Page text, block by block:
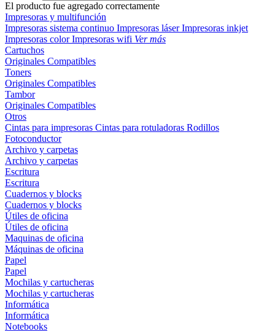
El producto fue agregado correctamente
Impresoras y multifunción
Impresoras sistema continuo Impresoras láserImpresoras inkjet
Impresoras colorImpresoras wifi Ver más
Cartuchos
Originales Compatibles
Toners
Originales Compatibles
Tambor
Originales Compatibles
Otros
Cintas para impresoras Cintas para rotuladoras Rodillos
Fotoconductor
Archivo y carpetas
Archivo y carpetas
Escritura
Escritura
Cuadernos y blocks
Cuadernos y blocks
Útiles de oficina
Útiles de oficina
Maquinas de oficina
Máquinas de oficina
Papel
Papel
Mochilas y cartucheras
Mochilas y cartucheras
Informática
Informática
Notebooks